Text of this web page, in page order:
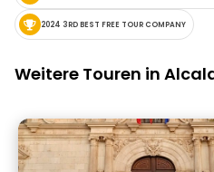
2024 3RD BEST FREE TOUR COMPANY
Weitere Touren in